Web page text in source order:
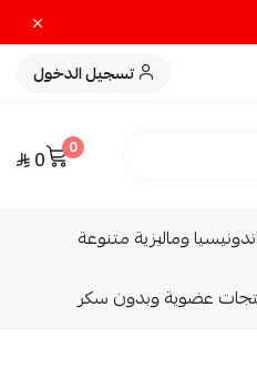
تسجيل الدخول
0
0
وماليزية متنوعة
عضوية وبدون سكر